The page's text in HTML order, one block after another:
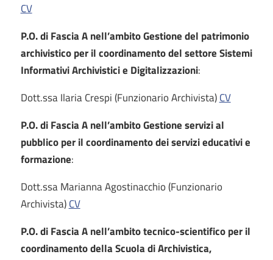
CV
P.O. di Fascia A nell’ambito Gestione del patrimonio
archivistico per il coordinamento del settore Sistemi
Informativi Archivistici e Digitalizzazioni:
Dott.ssa Ilaria Crespi (Funzionario Archivista)CV
P.O. di Fascia A nell’ambito Gestione servizi al
pubblico per il coordinamento dei servizi educativi e
formazione:
Dott.ssa Marianna Agostinacchio (Funzionario
Archivista)CV
P.O. di Fascia A nell’ambito tecnico-scientifico per il
coordinamento della Scuola di Archivistica,